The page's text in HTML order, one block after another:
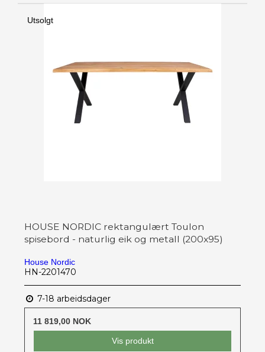
Utsolgt
HOUSE NORDIC rektangulært Toulon
spisebord - naturlig eik og metall (200x95)
House Nordic
HN-2201470
7-18 arbeidsdager
11 819,00 NOK
Vis produkt